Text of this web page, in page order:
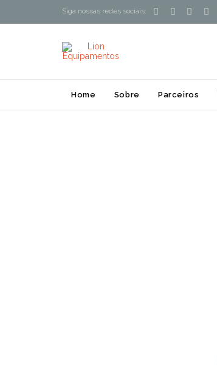
Siga nossas redes sociais:    
Home Sobre Parceiros